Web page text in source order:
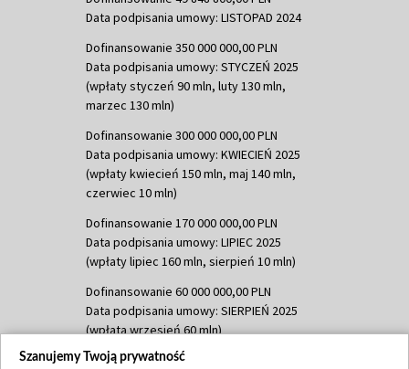
Data podpisania umowy: LISTOPAD 2024
Dofinansowanie 350 000 000,00 PLN
Data podpisania umowy: STYCZEŃ 2025
(wpłaty styczeń 90 mln, luty 130 mln,
marzec 130 mln)
Dofinansowanie 300 000 000,00 PLN
Data podpisania umowy: KWIECIEŃ 2025
(wpłaty kwiecień 150 mln, maj 140 mln,
czerwiec 10 mln)
Dofinansowanie 170 000 000,00 PLN
Data podpisania umowy: LIPIEC 2025
(wpłaty lipiec 160 mln, sierpień 10 mln)
Dofinansowanie 60 000 000,00 PLN
Data podpisania umowy: SIERPIEŃ 2025
(wpłata wrzesień 60 mln)
Dofinansowanie 635 783 051,21 PLN
Szanujemy Twoją prywatność